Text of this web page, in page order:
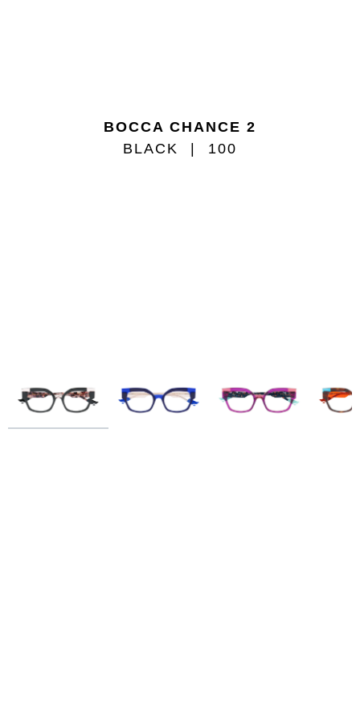
BOCCA CHANCE 2
BLACK
100